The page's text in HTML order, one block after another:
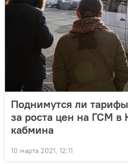
Поднимутся ли
за роста цен на ГСМ в
кабмина
10 марта 2021, 12:11